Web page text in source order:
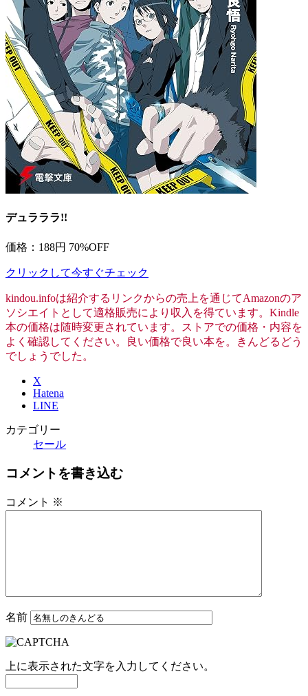
デュラララ!!
価格：188円 70%OFF
クリックして今すぐチェック
kindou.infoは紹介するリンクからの売上を通じてAmazonのア
ソシエイトとして適格販売により収入を得ています。Kindle
本の価格は随時変更されています。ストアでの価格・内容を
よく確認してください。良い価格で良い本を。きんどるどう
でしょうでした。
X
Hatena
LINE
カテゴリー
セール
コメントを書き込む
コメント ※
名前
上に表示された文字を入力してください。